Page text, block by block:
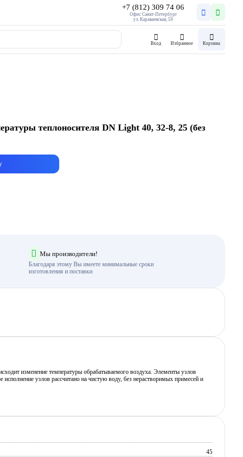
+7 (812) 309 74 06
Офис Санкт-Петербург
ул. Караваевская, 59
Вход Избранное Корзина
теплоносителя DN Light 40, 32-8, 25 (без
Мы производители!
Благодаря этому Вы имеете минимальные сроки
изготовления и поставки
изменение температуры обрабатываемого воздуха. Элементы узлов
узлов рассчитано на чистую воду, без нерастворимых примесей и
45